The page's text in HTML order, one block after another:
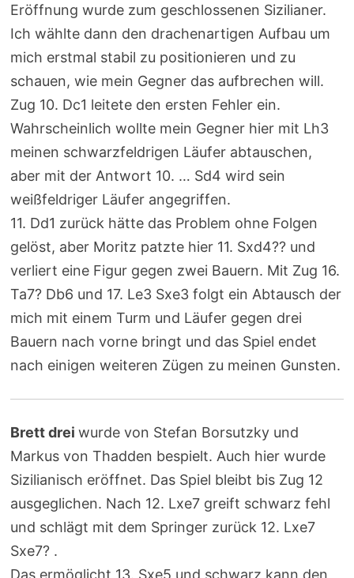
Eröffnung wurde zum geschlossenen Sizilianer.
Ich wählte dann den drachenartigen Aufbau um
mich erstmal stabil zu positionieren und zu
schauen, wie mein Gegner das aufbrechen will.
Zug 10. Dc1 leitete den ersten Fehler ein.
Wahrscheinlich wollte mein Gegner hier mit Lh3
meinen schwarzfeldrigen Läufer abtauschen,
aber mit der Antwort 10. … Sd4 wird sein
weißfeldriger Läufer angegriffen.
11. Dd1 zurück hätte das Problem ohne Folgen
gelöst, aber Moritz patzte hier 11. Sxd4?? und
verliert eine Figur gegen zwei Bauern. Mit Zug 16.
Ta7? Db6 und 17. Le3 Sxe3 folgt ein Abtausch der
mich mit einem Turm und Läufer gegen drei
Bauern nach vorne bringt und das Spiel endet
nach einigen weiteren Zügen zu meinen Gunsten.
Brett drei wurde von Stefan Borsutzky und
Markus von Thadden bespielt. Auch hier wurde
Sizilianisch eröffnet. Das Spiel bleibt bis Zug 12
ausgeglichen. Nach 12. Lxe7 greift schwarz fehl
und schlägt mit dem Springer zurück 12. Lxe7
Sxe7? .
Das ermöglicht 13. Sxe5 und schwarz kann den